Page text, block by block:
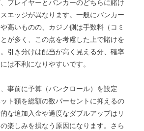
プレイヤーとバンカーのどちらに賭け
エッジが異なります。一般にバンカー
高いものの、カジノ側は手数料（コミ
が多く、この点を考慮した上で賭けを
引き分けは配当が高く見える分、確率
は不利になりやすいです。
事前に予算（バンクロール）を設定
ト額を総額の数パーセントに抑えるの
な追加入金や過度なダブルアップはリ
楽しみを損なう原因になります。さら